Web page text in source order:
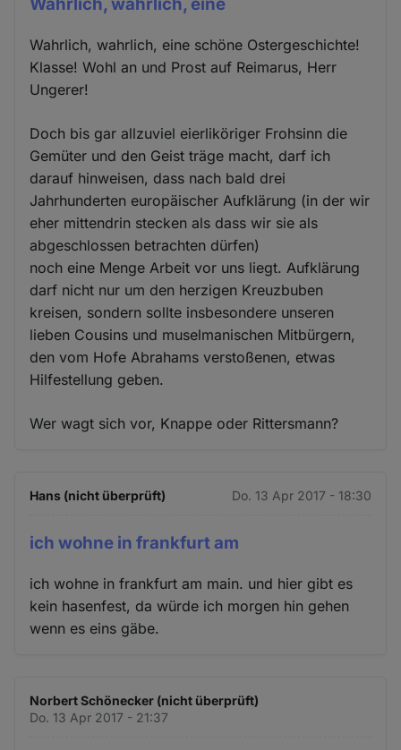
Wahrlich, wahrlich, eine schöne Ostergeschichte!
Klasse! Wohl an und Prost auf Reimarus, Herr
Ungerer!
Doch bis gar allzuviel eierliköriger Frohsinn die
Gemüter und den Geist träge macht, darf ich
darauf hinweisen, dass nach bald drei
Jahrhunderten europäischer Aufklärung (in der wir
eher mittendrin stecken als dass wir sie als
abgeschlossen betrachten dürfen)
noch eine Menge Arbeit vor uns liegt. Aufklärung
darf nicht nur um den herzigen Kreuzbuben
kreisen, sondern sollte insbesondere unseren
lieben Cousins und muselmanischen Mitbürgern,
den vom Hofe Abrahams verstoßenen, etwas
Hilfestellung geben.
Wer wagt sich vor, Knappe oder Rittersmann?
Hans (nicht überprüft) Do. 13 Apr 2017 - 18:30
ich wohne in frankfurt am
ich wohne in frankfurt am main. und hier gibt es
kein hasenfest, da würde ich morgen hin gehen
wenn es eins gäbe.
Norbert Schönecker (nicht überprüft)
Do. 13 Apr 2017 - 21:37